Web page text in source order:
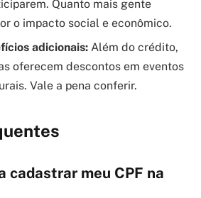
Quanto mais gente
o impacto social e econômico.
adicionais: Além do crédito,
oferecem descontos em eventos
Vale a pena conferir.
cadastrar meu CPF na